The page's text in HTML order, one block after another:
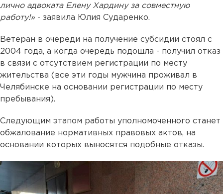
лично адвоката Елену Хардину за совместную
работу!» - заявила Юлия Сударенко.
Ветеран в очереди на получение субсидии стоял с
2004 года, а когда очередь подошла - получил отказ
в связи с отсутствием регистрации по месту
жительства (все эти годы мужчина проживал в
Челябинске на основании регистрации по месту
пребывания).
Следующим этапом работы уполномоченного станет
обжалование нормативных правовых актов, на
основании которых выносятся подобные отказы.